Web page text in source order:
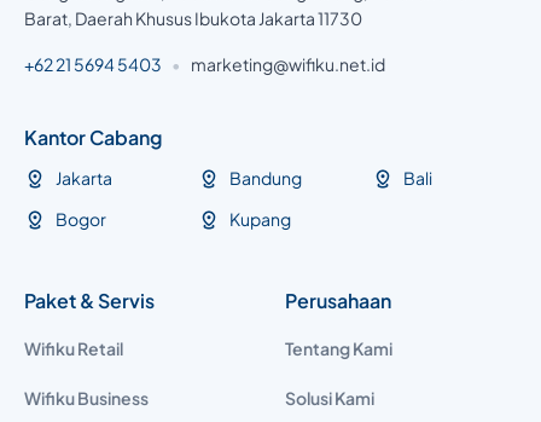
Barat, Daerah Khusus Ibukota Jakarta 11730
+62 21 5694 5403 • marketing@wifiku.net.id
Kantor Cabang
Jakarta
Bogor
Bandung
Kupang
Bali
Paket & Servis
Wifiku Retail
Wifiku Business
Perusahaan
Tentang Kami
Solusi Kami